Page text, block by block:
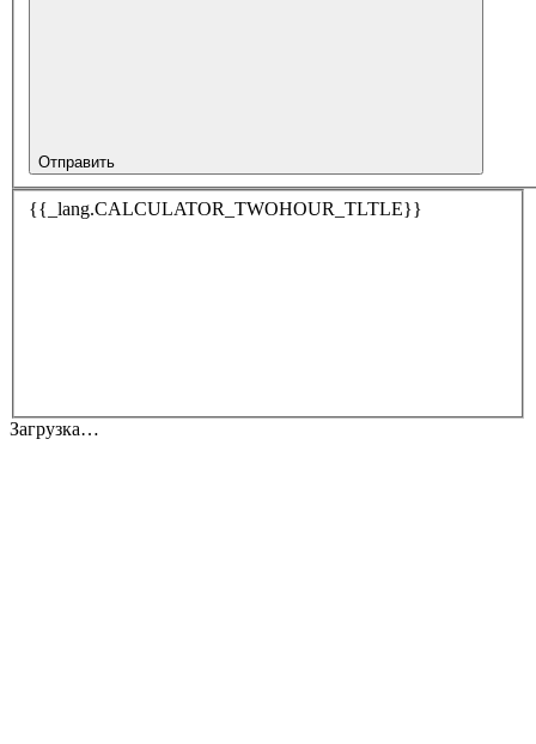
Отправить
{{_lang.CALCULATOR_TWOHOUR_TLTLE}}
Загрузка…